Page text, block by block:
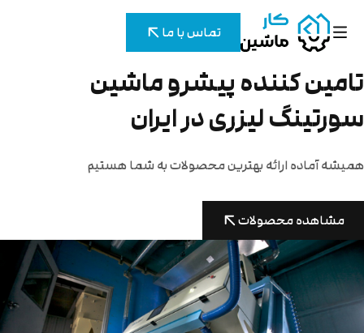
تماس با ما
کننده پیشرو ماشین
لیزری در ایران
آماده ارائه بهترین محصولات به شما هستیم
مشاهده محصولات